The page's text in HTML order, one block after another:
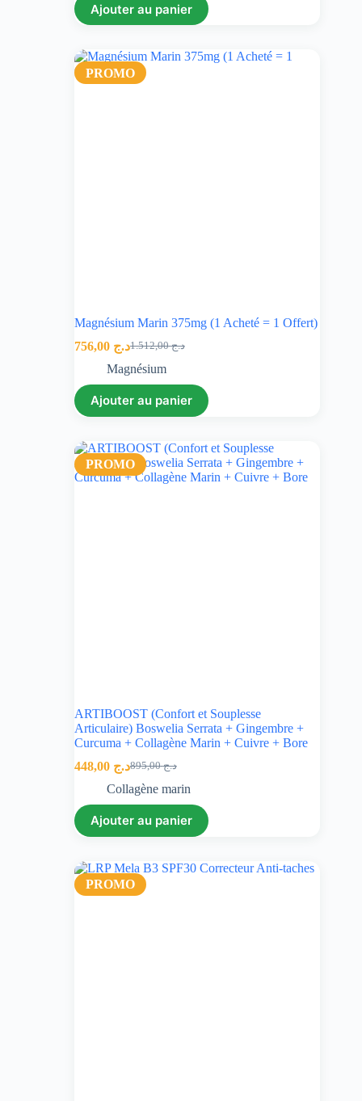
Ajouter au panier
PROMO
Magnésium Marin 375mg (1 Acheté = 1 Offert)
د.ج1.512,00 د.ج 756,00
Magnésium
Ajouter au panier
PROMO
ARTIBOOST (Confort et Souplesse
Articulaire) Boswelia Serrata + Gingembre +
Curcuma + Collagène Marin + Cuivre + Bore
د.ج895,00 د.ج 448,00
Collagène marin
Ajouter au panier
PROMO